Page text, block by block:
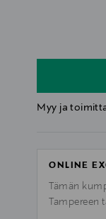
Myy ja
ONLINE
Tämän
Tampereen